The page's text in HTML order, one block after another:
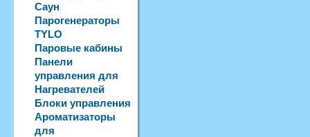
Саун
Парогенераторы
TYLO
Паровые кабины
Панели
управления для
Нагревателей
Блоки управления
Ароматизаторы
для